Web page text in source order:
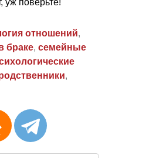
уж поверьте!
отношений,
браке, семейные
,